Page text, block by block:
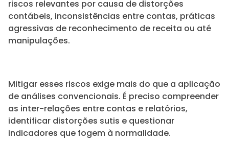
riscos relevantes por causa de distorções
contábeis, inconsistências entre contas, práticas
agressivas de reconhecimento de receita ou até
manipulações.
Mitigar esses riscos exige mais do que a aplicação
de análises convencionais. É preciso compreender
as inter-relações entre contas e relatórios,
identificar distorções sutis e questionar
indicadores que fogem à normalidade.